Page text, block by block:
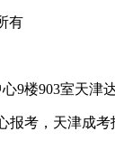
有
9楼903室天津
考，天津成